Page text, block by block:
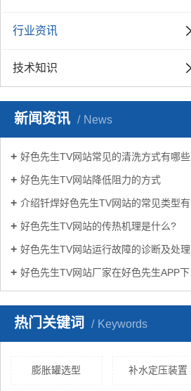
行业资讯
技术知识
新闻资讯 News
好色先生TV网站常见的清洗方式有哪些？
好色先生TV网站降低阻力的方式
介绍钎焊好色先生TV网站的常见类型有哪些
好色先生TV网站的传热机理是什么?
好色先生TV网站运行故障的诊断及处理方法
好色先生TV网站厂家在好色先生APP下载苹果手机安装生活中有哪些作用？
热门关键词 Keywords
膨胀罐选型 补水定压装置